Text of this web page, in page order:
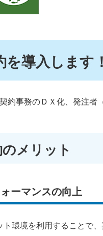
を導入します！
約事務のＤＸ化、発注者
メリット
ーマンスの向上
ト環境を利用することで